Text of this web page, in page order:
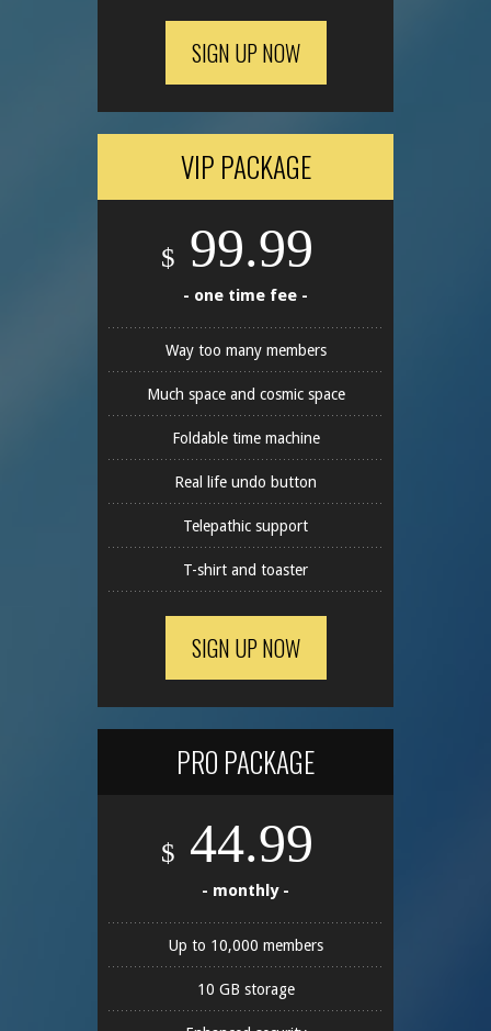
SIGN UP NOW
VIP PACKAGE
$ 99.99
- one time fee -
Way too many members
Much space and cosmic space
Foldable time machine
Real life undo button
Telepathic support
T-shirt and toaster
SIGN UP NOW
PRO PACKAGE
$ 44.99
- monthly -
Up to 10,000 members
10 GB storage